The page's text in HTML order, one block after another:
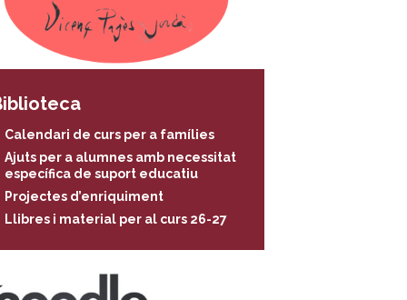
Calendari de curs per a famílies
Ajuts per a alumnes amb necessitat
específica de suport educatiu
Projectes d’enriquiment
Llibres i material per al curs 26-27